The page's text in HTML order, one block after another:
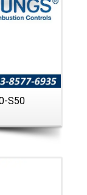
S50